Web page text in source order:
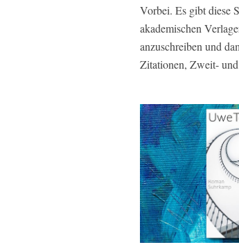
Vorbei. Es gibt diese
akademischen
anzuschreiben und
Zitationen, Zweit-